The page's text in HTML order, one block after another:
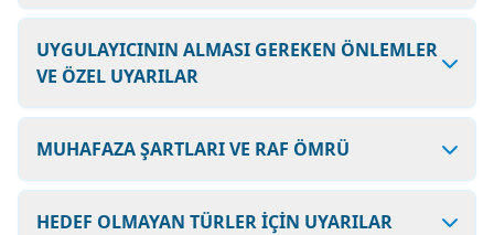
UYGULAYICININ ALMASI GEREKEN ÖNLEMLER
VE ÖZEL UYARILAR
MUHAFAZA ŞARTLARI VE RAF ÖMRÜ
HEDEF OLMAYAN TÜRLER İÇİN UYARILAR